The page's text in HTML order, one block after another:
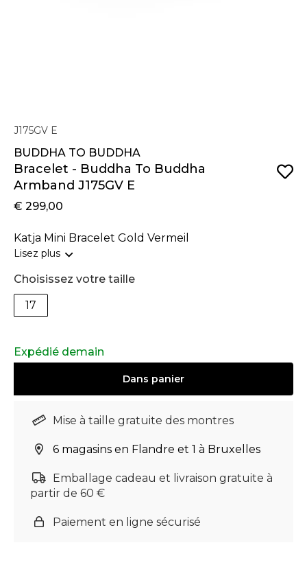
J175GV E
BUDDHA TO BUDDHA
Bracelet - Buddha To Buddha
Armband J175GV E
€ 299,00
Katja Mini Bracelet Gold Vermeil
Lisez plus
Choisissez votre taille
17
Expédié demain
Dans panier
Mise à taille gratuite des montres
6 magasins en Flandre et 1 à Bruxelles
Emballage cadeau et livraison gratuite à
partir de 60 €
Paiement en ligne sécurisé